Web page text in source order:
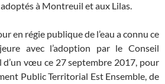
à Montreuil et aux Lilas.
en régie publique de l’eau a connu ce
avec l’adoption par le Conseil
vœu ce 27 septembre 2017, pour
Public Territorial Est Ensemble, de